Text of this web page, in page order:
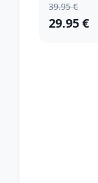
39.95 €
29.95 €